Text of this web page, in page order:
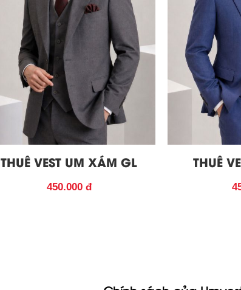
THUÊ VEST UM XÁM GL
450.000 đ
THUÊ